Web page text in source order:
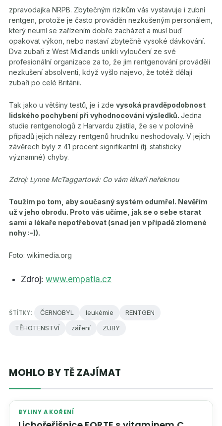
zpravodajka NRPB. Zbytečným rizikům vás vystavuje i zubní
rentgen, protože je často prováděn nezkušeným personálem,
který neumí se zařízením dobře zacházet a musí buď
opakovat výkon, nebo nastaví zbytečně vysoké dávkování.
Dva zubaři z West Midlands unikli vyloučení ze své
profesionální organizace za to, že jim rentgenování prováděli
nezkušení absolventi, když vyšlo najevo, že totéž dělají
zubaři po celé Británii.
Tak jako u většiny testů, je i zde vysoká pravděpodobnost
lidského pochybení při vyhodnocování výsledků. Jedna
studie rentgenologů z Harvardu zjistila, že se v polovině
případů jejich nálezy rentgenů hrudníku neshodovaly. V jejich
závěrech byly z 41 procent signifikantní (tj. statisticky
významné) chyby.
Zdroj: Lynne McTaggartová: Co vám lékaři neřeknou
Toužím po tom, aby současný systém odumřel. Nevěřím
už v jeho obrodu. Proto vás učíme, jak se o sebe starat
sami a lékaře nepotřebovat (snad jen v případě zlomené
nohy :-)).
Foto: wikimedia.org
Zdroj: www.empatia.cz
ŠTÍTKY: ČERNOBYL leukémie
RENTGEN
TĚHOTENSTVÍ
záření ZUBY
MOHLO BY TĚ ZAJÍMAT
BYLINY A KOŘENÍ